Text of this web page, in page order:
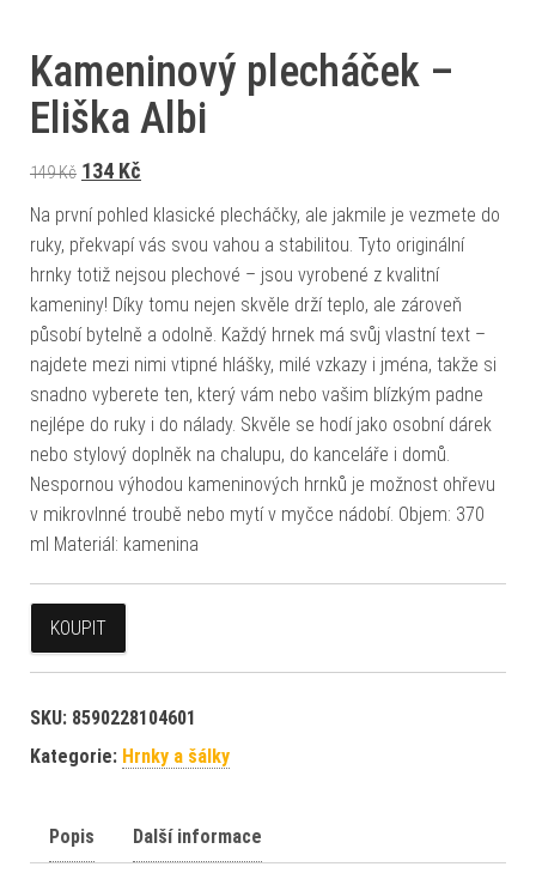
Kameninový plecháček –
Eliška Albi
149Kč Původní cena byla: 149 Kč.
134 Kč
Na první pohled klasické plecháčky, ale jakmile je vezmete do
ruky, překvapí vás svou vahou a stabilitou. Tyto originální
hrnky totiž nejsou plechové – jsou vyrobené z kvalitní
kameniny! Díky tomu nejen skvěle drží teplo, ale zároveň
působí bytelně a odolně. Každý hrnek má svůj vlastní text –
najdete mezi nimi vtipné hlášky, milé vzkazy i jména, takže si
snadno vyberete ten, který vám nebo vašim blízkým padne
nejlépe do ruky i do nálady. Skvěle se hodí jako osobní dárek
nebo stylový doplněk na chalupu, do kanceláře i domů.
Nespornou výhodou kameninových hrnků je možnost ohřevu
v mikrovlnné troubě nebo mytí v myčce nádobí. Objem: 370
ml Materiál: kamenina
KOUPIT
SKU: 8590228104601
Kategorie: Hrnky a šálky
Popis Další informace